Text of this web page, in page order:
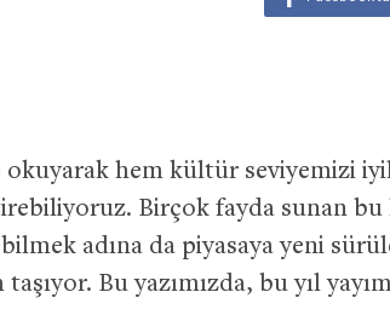
okuyarak hem kültür seviyemizi
Birçok fayda sunan
adına da piyasaya yeni
taşıyor. Bu yazımızda, bu yıl